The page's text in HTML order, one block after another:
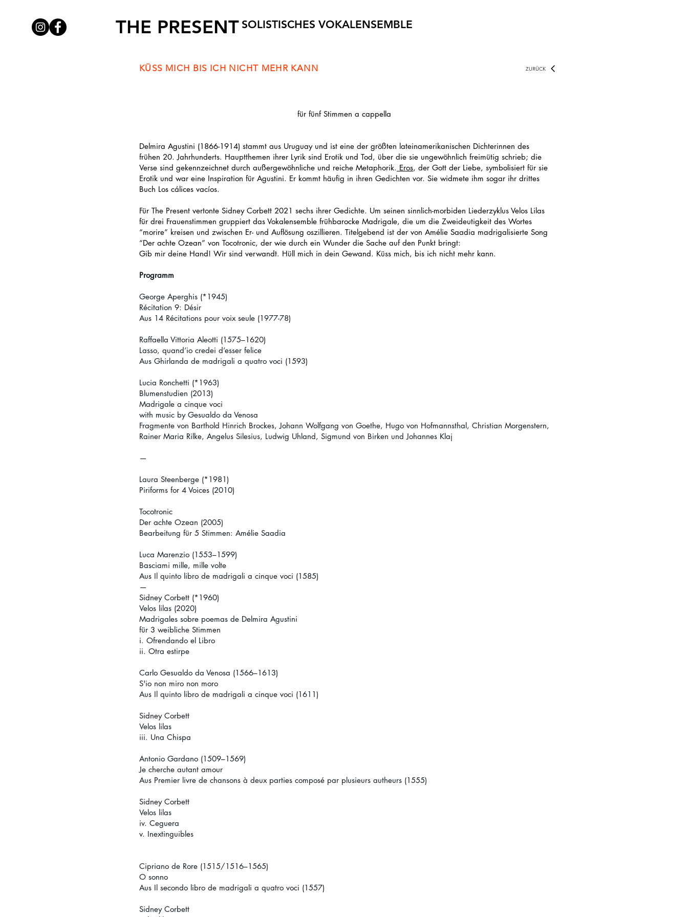
THE PRESENT SOLISTISCHES VOKALENSEMBLE
KÜSS MICH BIS ICH NICHT MEHR KANN ZURÜCK
für fünf Stimmen a cappella
Delmira Agustini (1866-1914) stammt aus Uruguay und ist eine der größten lateinamerikanischen Dichterinnen des
frühen 20. Jahrhunderts. Hauptthemen ihrer Lyrik sind Erotik und Tod, über die sie ungewöhnlich freimütig schrieb; die
Verse sind gekennzeichnet durch außergewöhnliche und reiche Metaphorik. Eros, der Gott der Liebe, symbolisiert für sie
Erotik und war eine Inspiration für Agustini. Er kommt häufig in ihren Gedichten vor. Sie widmete ihm sogar ihr drittes
Buch Los cálices vacíos.
Für The Present vertonte Sidney Corbett 2021 sechs ihrer Gedichte. Um seinen sinnlich-morbiden Liederzyklus Velos Lilas
für drei Frauenstimmen gruppiert das Vokalensemble frühbarocke Madrigale, die um die Zweideutigkeit des Wortes
“morire” kreisen und zwischen Er- und Auflösung oszillieren. Titelgebend ist der von Amélie Saadia madrigalisierte Song
“Der achte Ozean” von Tocotronic, der wie durch ein Wunder die Sache auf den Punkt bringt:
Gib mir deine Hand! Wir sind verwandt. Hüll mich in dein Gewand. Küss mich, bis ich nicht mehr kann.
Programm
George Aperghis (*1945)
Récitation 9: Désir
Aus 14 Récitations pour voix seule (1977-78)
Raffaella Vittoria Aleotti (1575–1620)
Lasso, quand’io credei d’esser felice
Aus Ghirlanda de madrigali a quatro voci (1593)
Lucia Ronchetti (*1963)
Blumenstudien (2013)
Madrigale a cinque voci
with music by Gesualdo da Venosa
Fragmente von Barthold Hinrich Brockes, Johann Wolfgang von Goethe, Hugo von Hofmannsthal, Christian Morgenstern,
Rainer Maria Rilke, Angelus Silesius, Ludwig Uhland, Sigmund von Birken und Johannes Klaj
—
Laura Steenberge (*1981)
Piriforms for 4 Voices (2010)
Tocotronic
Der achte Ozean (2005)
Bearbeitung für 5 Stimmen: Amélie Saadia
Luca Marenzio (1553–1599)
Basciami mille, mille volte
Aus Il quinto libro de madrigali a cinque voci (1585)
—
Sidney Corbett (*1960)
Velos lilas (2020)
Madrigales sobre poemas de Delmira Agustini
für 3 weibliche Stimmen
i. Ofrendando el Libro
ii. Otra estirpe
Carlo Gesualdo da Venosa (1566–1613)
S'io non miro non moro
Aus Il quinto libro de madrigali a cinque voci (1611)
Sidney Corbett
Velos lilas
iii. Una Chispa
Antonio Gardano (1509–1569)
Je cherche autant amour
Aus Premier livre de chansons à deux parties composé par plusieurs autheurs (1555)
Sidney Corbett
Velos lilas
iv. Ceguera
v. Inextinguibles
Cipriano de Rore (1515/1516–1565)
O sonno
Aus Il secondo libro de madrigali a quatro voci (1557)
Sidney Corbett